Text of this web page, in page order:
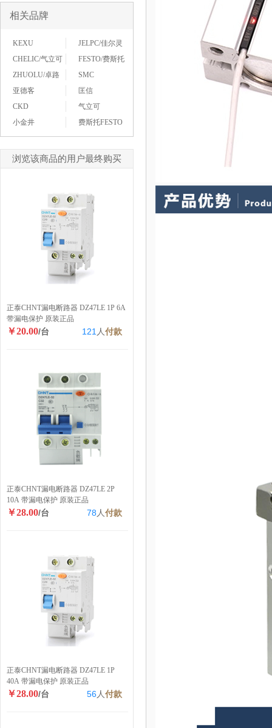
相关品牌
KEXU
JELPC/佳尔灵
CHELIC/气立可
FESTO/费斯托
ZHUOLU/卓路
SMC
亚德客
匡信
CKD
气立可
小金井
费斯托FESTO
浏览该商品的用户最终购买
正泰CHNT漏电断路器 DZ47LE 1P 6A
带漏电保护 原装正品
￥20.00/台 121 人付款
正泰CHNT漏电断路器 DZ47LE 2P
10A 带漏电保护 原装正品
￥28.00/台 78 人付款
正泰CHNT漏电断路器 DZ47LE 1P
40A 带漏电保护 原装正品
￥28.00/台 56人付款